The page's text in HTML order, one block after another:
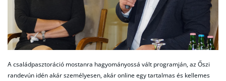
A családpasztoráció mostanra hagyományossá vált programján, az Őszi
randevún idén akár személyesen, akár online egy tartalmas és kellemes